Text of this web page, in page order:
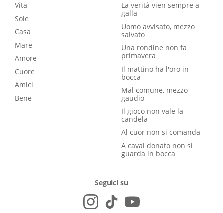
Vita
Sole
Casa
Mare
Amore
Cuore
Amici
Bene
La verità vien sempre a
galla
Uomo avvisato, mezzo
salvato
Una rondine non fa
primavera
Il mattino ha l'oro in
bocca
Mal comune, mezzo
gaudio
Il gioco non vale la
candela
Al cuor non si comanda
A caval donato non si
guarda in bocca
Seguici su